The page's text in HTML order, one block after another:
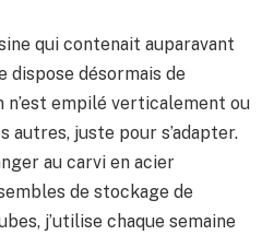
qui contenait auparavant
dispose désormais de
n’est empilé verticalement ou
autres, juste pour s’adapter.
au carvi en acier
de stockage de
j’utilise chaque semaine